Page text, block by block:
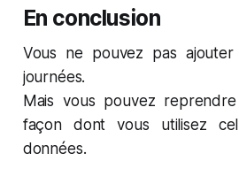
En conclusion
Vous ne pouvez pas
journées.
Mais vous pouvez
façon dont vous utilisez
données.